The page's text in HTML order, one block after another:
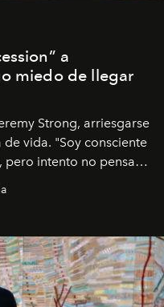
a
miedo de llegar
Strong, arriesgarse
vida. "Soy consciente
pero intento no pensar